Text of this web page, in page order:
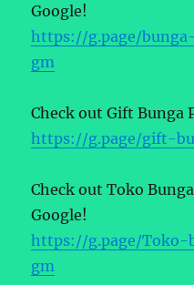
Google!
https://g.page/
gm
Check out Gift Bunga
https://g.page/gift-
Check out Toko
Google!
https://g.page/Toko-
gm